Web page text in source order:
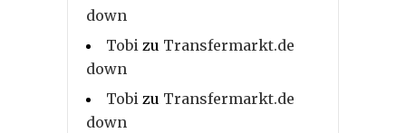
down
Tobi zu Transfermarkt.de
down
Tobi zu Transfermarkt.de
down